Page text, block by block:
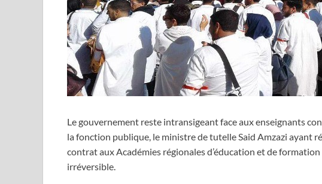
Le gouvernement reste intransigeant face aux enseignants
la fonction publique, le ministre de tutelle Said Amzazi ayant
contrat aux Académies régionales d’éducation et de
irréversible.